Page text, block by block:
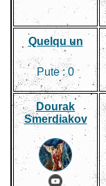
Quelqu un
Pute :0
Dourak
Smerdiakov